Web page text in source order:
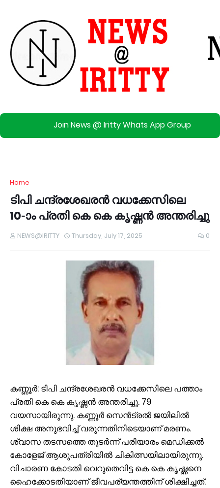
Join News @ Iritty Whats App Group
Home
ടിപി ചന്ദ്രശേഖരൻ വധക്കേസിലെ
10-ാം പ്രതി കെ കെ കൃഷ്ണൻ അന്തരിച്ചു
NEWS@IRITTY Thursday, July 17, 2025 0
കണ്ണൂർ: ടിപി ചന്ദ്രശേഖരൻ വധക്കേസിലെ പത്താം
പ്രതി കെ കെ കൃഷ്ണൻ അന്തരിച്ചു. 79
വയസായിരുന്നു. കണ്ണൂർ സെൻട്രൽ ജയിലിൽ
ശിക്ഷ അനുഭവിച്ച് വരുന്നതിനിടെയാണ് മരണം.
ശ്വാസ തടസത്തെ തുടർന്ന് പരിയാരം മെഡിക്കൽ
കോളേജ് ആശുപത്രിയിൽ ചികിത്സയിലായിരുന്നു.
വിചാരണ കോടതി വെറുതെവിട്ട കെ കെ കൃഷ്ണനെ
ഹൈക്കോടതിയാണ് ജീവപര്യന്തത്തിന് ശിക്ഷിച്ചത്.